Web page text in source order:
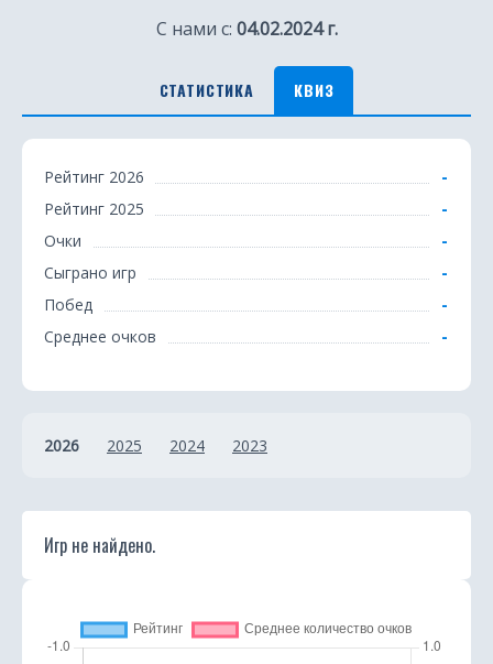
С нами с: 04.02.2024 г.
СТАТИСТИКА КВИЗ
К
Рейтинг 2026 -
Рейтинг 2025 -
Очки -
Сыграно игр -
Побед -
Среднее очков -
2026 2025 2024 2023
Игр не найдено.